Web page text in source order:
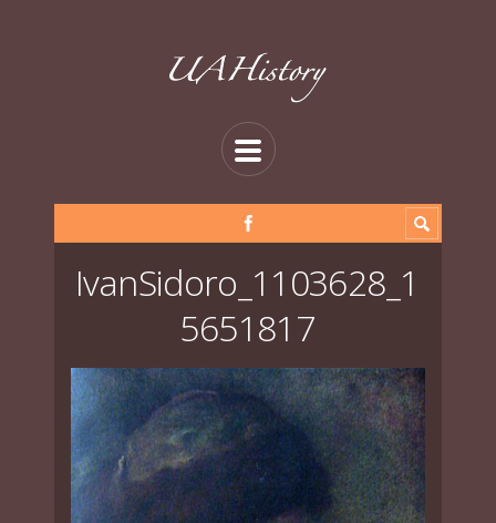
IvanSidoro_1103628_1
5651817